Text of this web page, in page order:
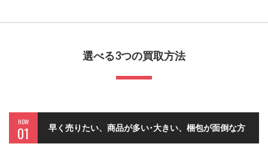
選べる3つの買取方法
HOW
01 早く売りたい、商品が多い･大きい、梱包が面倒な方